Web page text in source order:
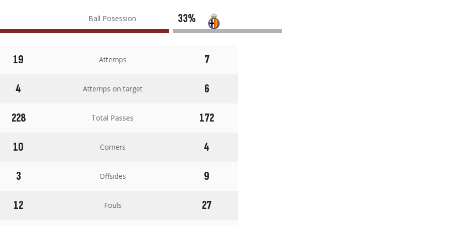
Ball Posession 33%
19 Attemps
7
4
Attemps on target
6
228
Total Passes
172
10
Corners
4
3
Offsides
9
12
Fouls 27